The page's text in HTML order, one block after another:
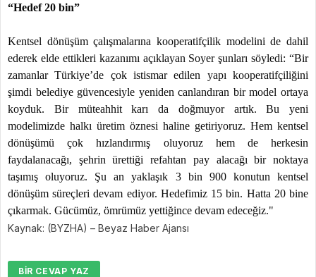
“Hedef 20 bin”
Kentsel dönüşüm çalışmalarına kooperatifçilik modelini de dahil
ederek elde ettikleri kazanımı açıklayan Soyer şunları söyledi: “Bir
zamanlar Türkiye’de çok istismar edilen yapı kooperatifçiliğini
şimdi belediye güvencesiyle yeniden canlandıran bir model ortaya
koyduk. Bir müteahhit karı da doğmuyor artık. Bu yeni
modelimizde halkı üretim öznesi haline getiriyoruz. Hem kentsel
dönüşümü çok hızlandırmış oluyoruz hem de herkesin
faydalanacağı, şehrin ürettiği refahtan pay alacağı bir noktaya
taşımış oluyoruz. Şu an yaklaşık 3 bin 900 konutun kentsel
dönüşüm süreçleri devam ediyor. Hedefimiz 15 bin. Hatta 20 bine
çıkarmak. Gücümüz, ömrümüz yettiğince devam edeceğiz."
Kaynak: (BYZHA) – Beyaz Haber Ajansı
BIR CEVAP YAZ